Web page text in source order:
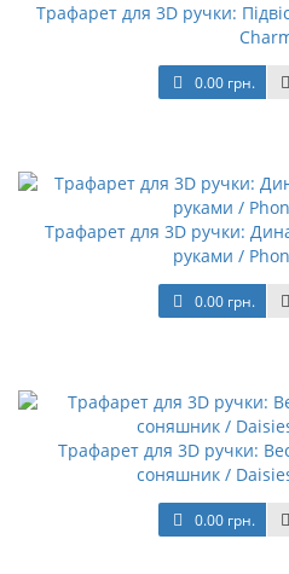
Трафарет для 3D ручки:
0.00 грн.
Трафарет для 3D ручки:
руками /
0.00 грн.
Трафарет для 3D ручки:
соняшник /
0.00 грн.